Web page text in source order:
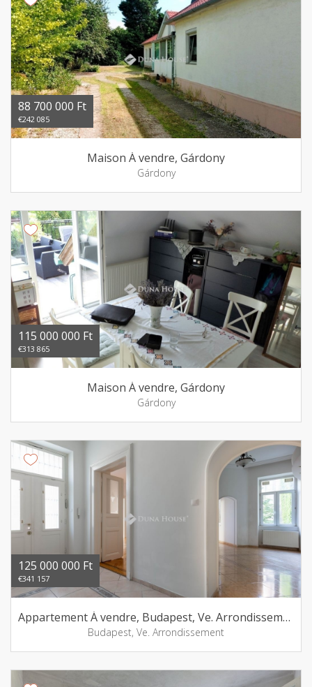
88 700 000 Ft
€242 085
Maison Á vendre, Gárdony
Gárdony
115 000 000 Ft
€313 865
Maison Á vendre, Gárdony
Gárdony
125 000 000 Ft
€341 157
Appartement Á vendre, Budapest, Ve. Arrondissement
Budapest, Ve. Arrondissement